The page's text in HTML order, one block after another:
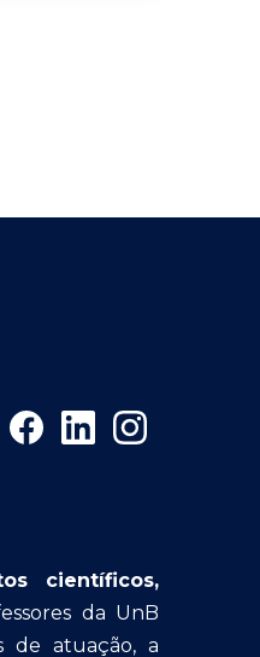
científicos,
da UnB
de atuação, a